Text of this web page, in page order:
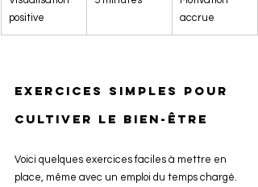
positive
accrue
Exercices simples pour
cultiver le bien-être
Voici quelques exercices faciles à mettre en
place, même avec un emploi du temps chargé.